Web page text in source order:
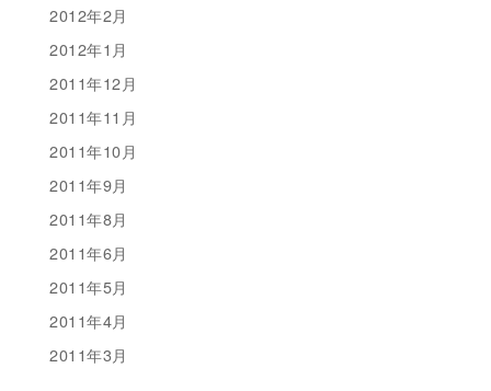
2012年2月
2012年1月
2011年12月
2011年11月
2011年10月
2011年9月
2011年8月
2011年6月
2011年5月
2011年4月
2011年3月